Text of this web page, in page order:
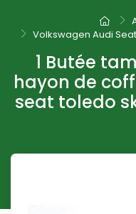
Volkswagen Audi
1 Butée
hayon de
seat toledo